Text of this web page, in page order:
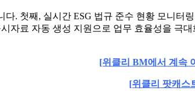
. 첫째, 실시간 ESG 법규 준수 현황 모니
자료 자동 생성 지원으로 업무 효율성을 극
[위클리 BM에서 계속
[위클리 팟캐스